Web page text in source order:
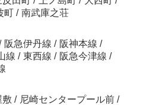
町 / 南武庫之荘
阪急伊丹線 / 阪神本線 /
線 / 東西線 / 阪急今津線 /
敷 / 尼崎センタープール前 /